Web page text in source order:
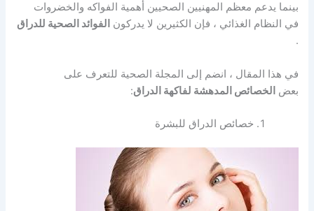
بينما يدعم معظم المهنيين الصحيين أهمية الفواكه والخضروات
في النظام الغذائي ، فإن الكثيرين لا يدركون الفوائد الصحية للدراق
.
في هذا المقال ، انضم إلى المجلة الصحية للتعرف على
بعض الخصائص المدهشة لفاكهة الدراق:
خصائص الدراق للبشرة